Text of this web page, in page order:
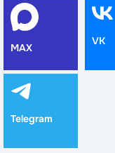
MAX
VK
Telegram